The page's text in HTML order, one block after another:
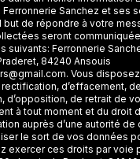
Sanchez et ses
but de répondre à votre
seront
suivants: Ferronnerie
84240 Ansouis
Vous
rectification, d’effacement,
d’opposition, de retrait de
à tout moment et du droit
auprès d’une autorité de
le sort de vos données
exercer ces droits par voie